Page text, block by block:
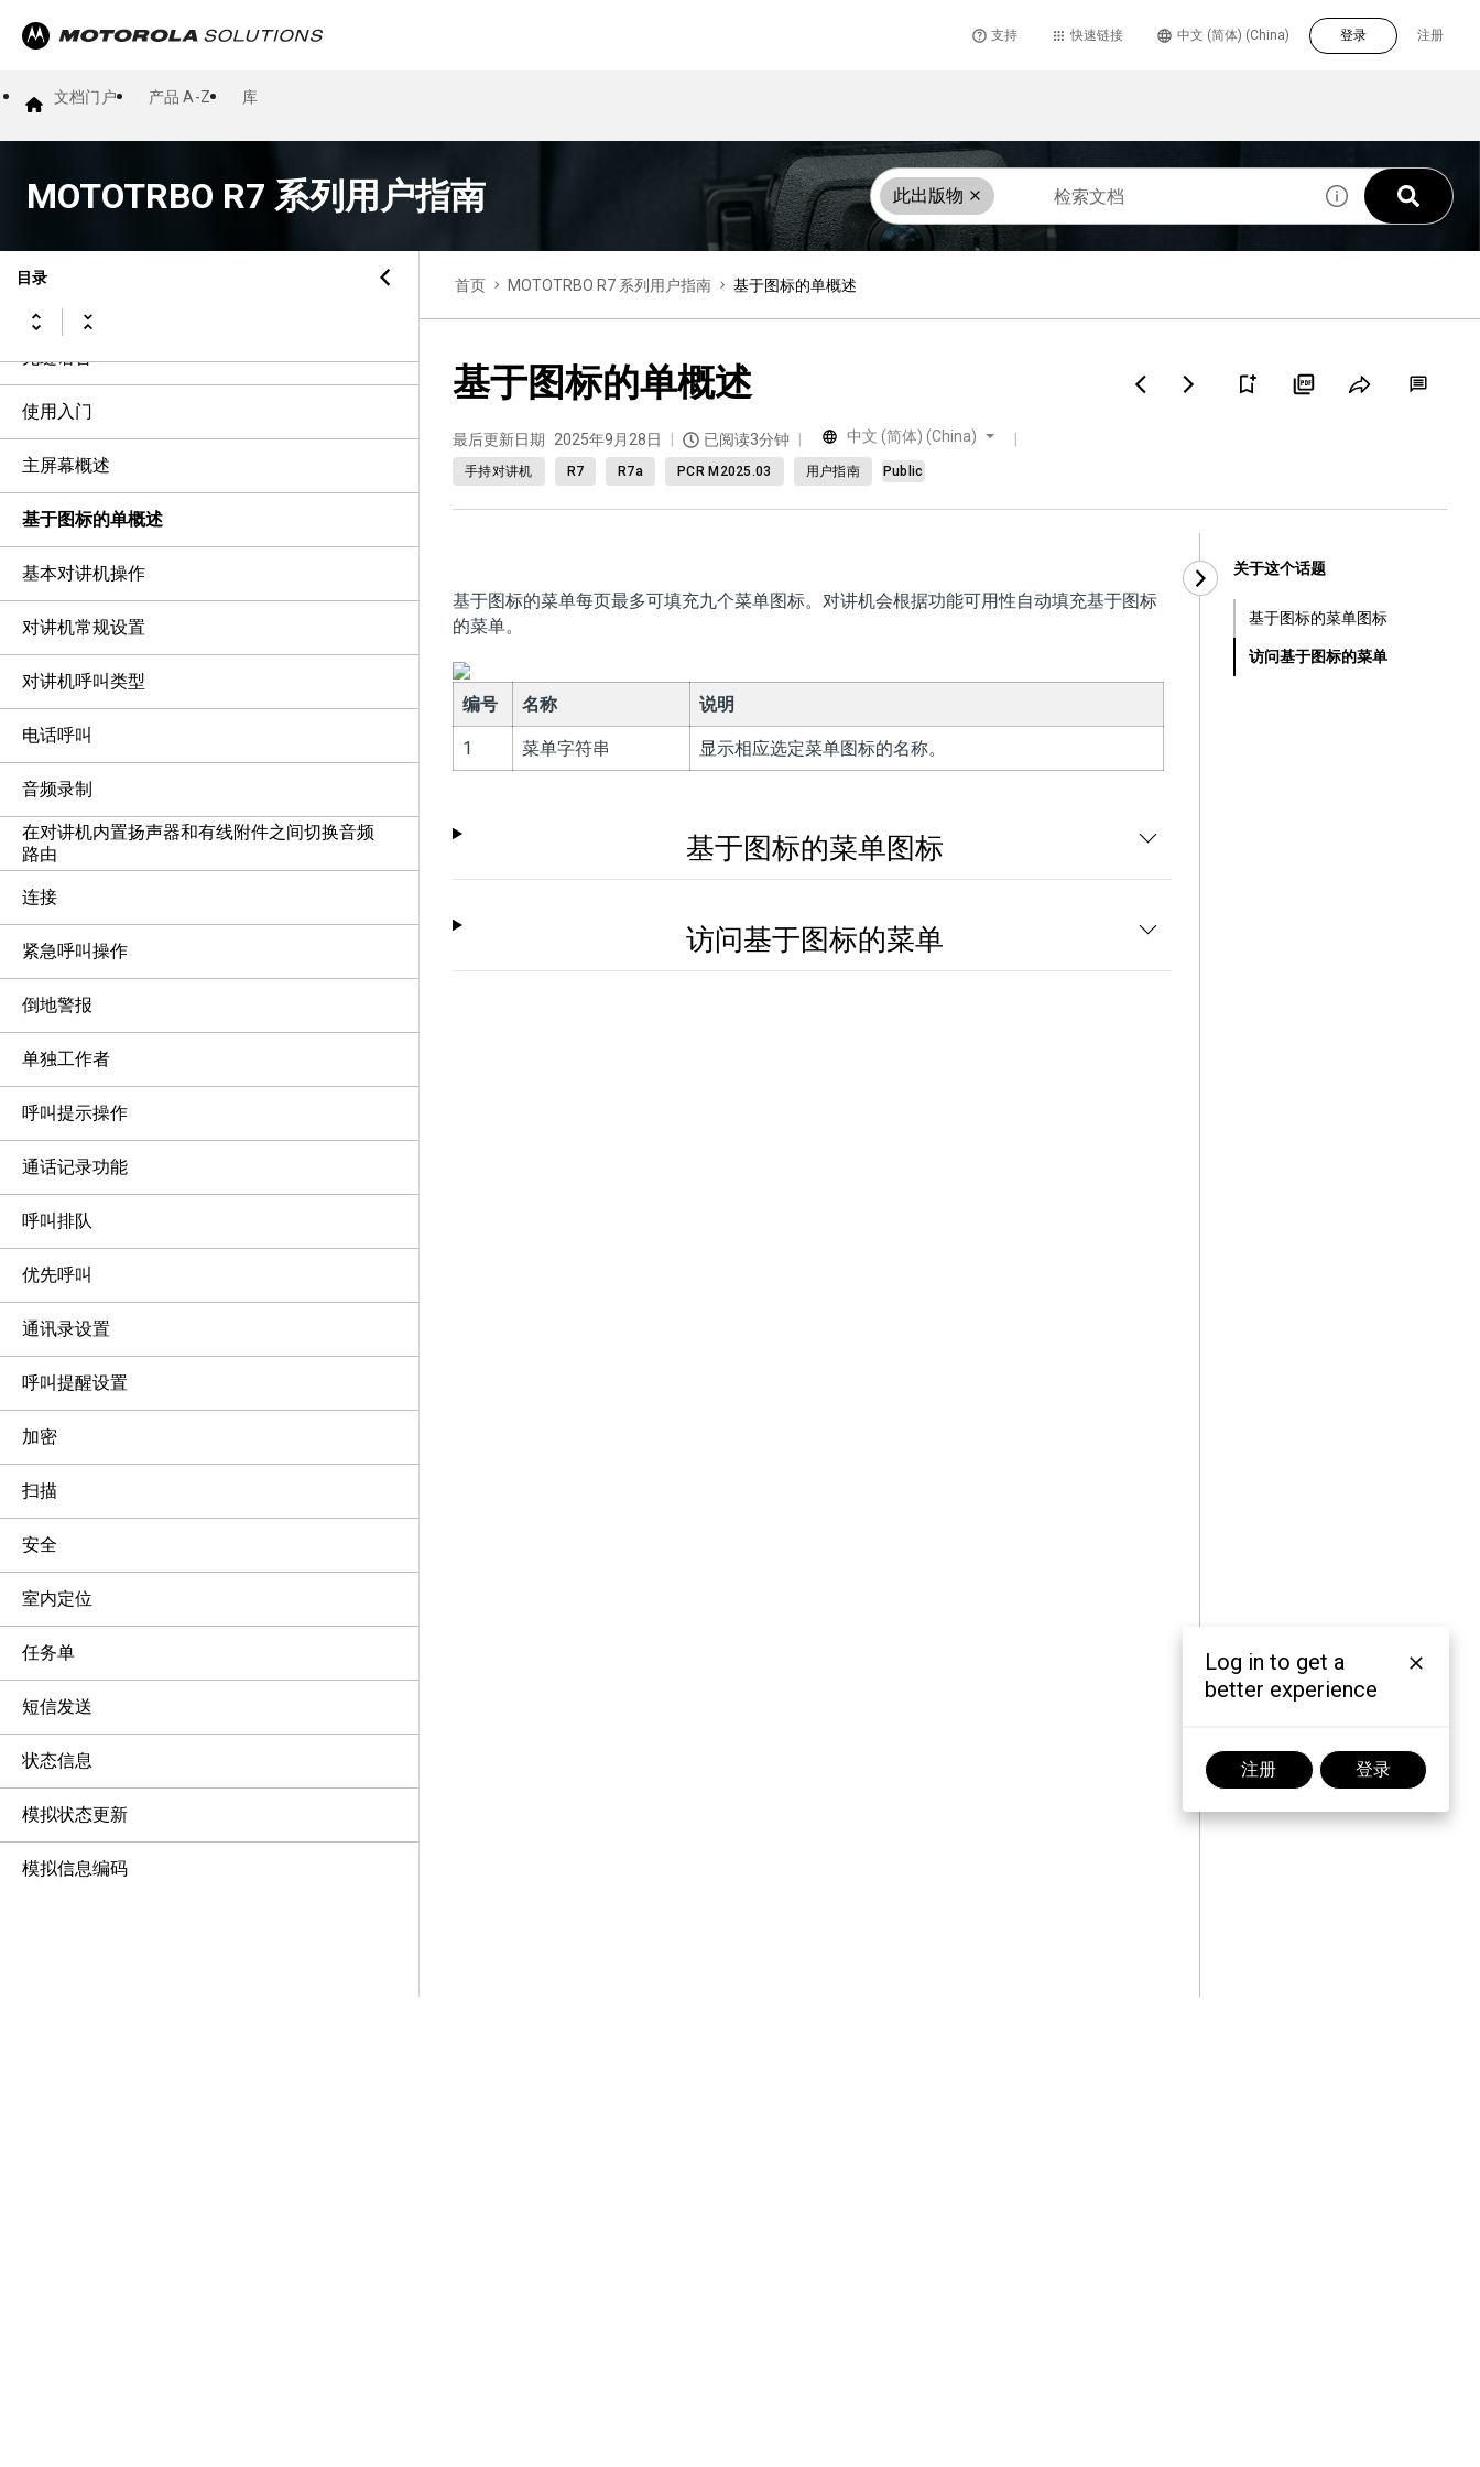
支持 快速链接 注册
中文 (简体) (China) 登录
文档门户 产品 A-Z 库
MOTOTRBO R7 系列用户指南 此出版物
目录
使用须知
简介
对讲机维护
对讲机概述
系统概述
WAVE
无缝语音
使用入门
主屏幕概述
基于图标的单概述
基本对讲机操作
对讲机常规设置
对讲机呼叫类型
电话呼叫
音频录制
在对讲机内置扬声器和有线附件之间切换音频
路由
连接
紧急呼叫操作
倒地警报
单独工作者
呼叫提示操作
通话记录功能
呼叫排队
优先呼叫
通讯录设置
呼叫提醒设置
加密
扫描
安全
室内定位
任务单
短信发送
状态信息
模拟状态更新
模拟信息编码
首页 MOTOTRBO R7 系列用户指南 基于图标的单概述
基于图标的单概述
最后更新日期 2025年9月28日 已阅读3分钟 中文 (简体) (China)
手持对讲机 R7 R7a PCR M2025.03 用户指南 Public
基于图标的菜单每页最多可填充九个菜单图标。对讲机会根据功能可用性自动填充基于图标
的菜单。
编号 名称 说明
1 菜单字符串 显示相应选定菜单图标的名称。
基于图标的菜单图标
访问基于图标的菜单
关于这个话题
基于图标的菜单图标
访问基于图标的菜单
Log in to get a
better experience
注册 登录